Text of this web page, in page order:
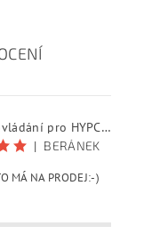
Dálkové ovládání pro HYPCUT software
| BERÁNEK
MÁ NA PRODEJ:-)